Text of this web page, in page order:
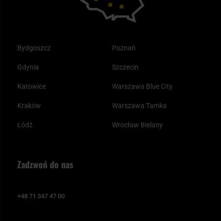
Bydgoszcz
Gdynia
Katowice
Kraków
Łódź
Poznań
Szczecin
Warszawa Blue City
Warszawa Tamka
Wrocław Bielany
Zadzwoń do nas
+48 71 347 47 00